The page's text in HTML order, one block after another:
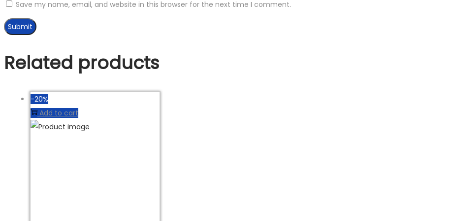
Save my name, email, and website in this browser for the next time I comment.
Related products
-20%
Add to cart